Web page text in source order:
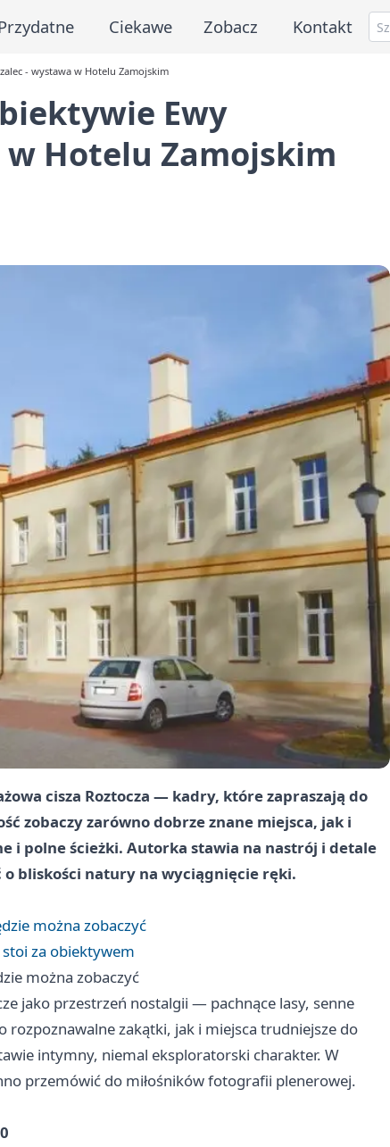
Ciekawe Zobacz Kontakt
- wystawa w Hotelu Zamojskim
Ewy
Hotelu Zamojskim
cisza Roztocza — kadry, które zapraszają do
zobaczy zarówno dobrze znane miejsca, jak i
i polne ścieżki. Autorka stawia na nastrój i detale
bliskości natury na wyciągnięcie ręki.
można zobaczyć
za obiektywem
można zobaczyć
jako przestrzeń nostalgii — pachnące lasy, senne
zakątki, jak i miejsca trudniejsze do
intymny, niemal eksploratorski charakter. W
przemówić do miłośników fotografii plenerowej.